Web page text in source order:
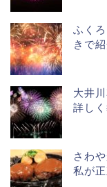
ふく
きで
大井
詳し
さわ
私が